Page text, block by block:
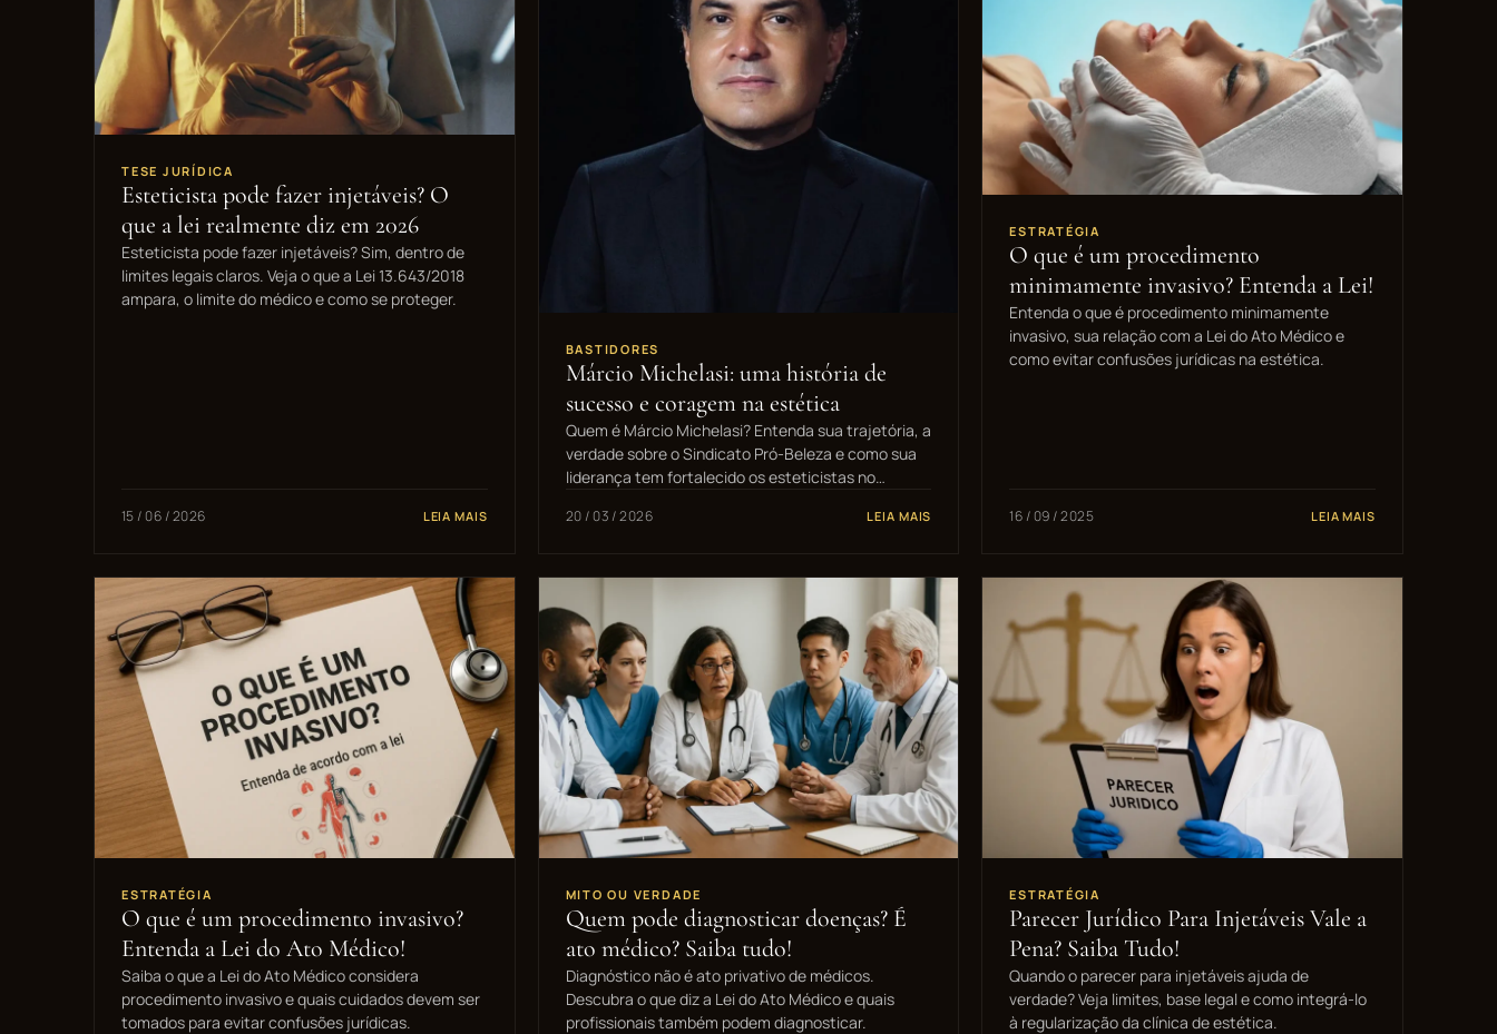
TESE JURÍDICA
Esteticista pode fazer injetáveis? O
que a lei realmente diz em 2026
Esteticista pode fazer injetáveis? Sim, dentro de
limites legais claros. Veja o que a Lei 13.643/2018
ampara, o limite do médico e como se proteger.
15 / 06 / 2026 LEIA MAIS
BASTIDORES
Márcio Michelasi: uma história de
sucesso e coragem na estética
Quem é Márcio Michelasi? Entenda sua trajetória, a
verdade sobre o Sindicato Pró-Beleza e como sua
liderança tem fortalecido os esteticistas no…
20 / 03 / 2026 LEIA MAIS
ESTRATÉGIA
O que é um procedimento
minimamente invasivo? Entenda a Lei!
Entenda o que é procedimento minimamente
invasivo, sua relação com a Lei do Ato Médico e
como evitar confusões jurídicas na estética.
16 / 09 / 2025 LEIA MAIS
ESTRATÉGIA
O que é um procedimento invasivo?
Entenda a Lei do Ato Médico!
Saiba o que a Lei do Ato Médico considera
procedimento invasivo e quais cuidados devem ser
tomados para evitar confusões jurídicas.
MITO OU VERDADE
Quem pode diagnosticar doenças? É
ato médico? Saiba tudo!
Diagnóstico não é ato privativo de médicos.
Descubra o que diz a Lei do Ato Médico e quais
profissionais também podem diagnosticar.
ESTRATÉGIA
Parecer Jurídico Para Injetáveis Vale a
Pena? Saiba Tudo!
Quando o parecer para injetáveis ajuda de
verdade? Veja limites, base legal e como integrá-lo
à regularização da clínica de estética.